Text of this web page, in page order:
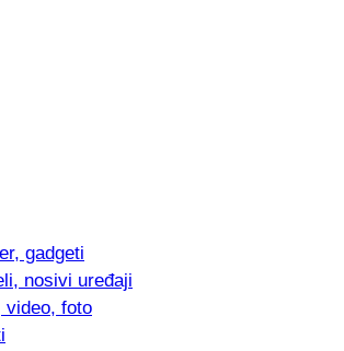
Goran Jović, fotograf -
gadgeti
nosivi uređaji
video, foto